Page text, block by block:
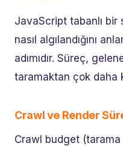
JavaScript tabanlı bir
nasıl algılandığını
adımıdır. Süreç,
taramaktan çok daha
Crawl ve Render
Crawl budget